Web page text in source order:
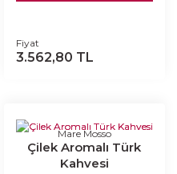
Fiyat
3.562,80 TL
Mare Mosso
Çilek Aromalı Türk
Kahvesi